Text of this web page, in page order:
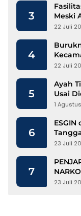
3
Meski
22 Juli
4
22 Juli
5
Ayah
Usai
1
6
ESGIN
23 Juli
7
23 Juli